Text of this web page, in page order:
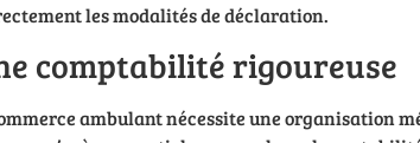
les modalités de déclaration.
comptabilité rigoureuse
ambulant nécessite une organisation